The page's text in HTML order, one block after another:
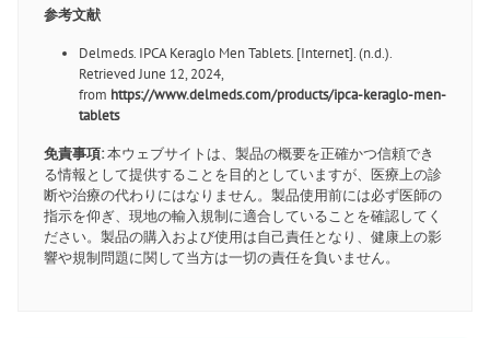
参考文献
Delmeds. IPCA Keraglo Men Tablets. [Internet]. (n.d.).
Retrieved June 12, 2024,
from https://www.delmeds.com/products/ipca-keraglo-men-
tablets
免責事項:本ウェブサイトは、製品の概要を正確かつ信頼でき
る情報として提供することを目的としていますが、医療上の診
断や治療の代わりにはなりません。製品使用前には必ず医師の
指示を仰ぎ、現地の輸入規制に適合していることを確認してく
ださい。製品の購入および使用は自己責任となり、健康上の影
響や規制問題に関して当方は一切の責任を負いません。